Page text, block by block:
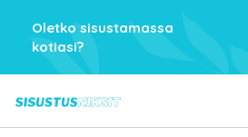
Oletko sisustamassa
kotiasi?